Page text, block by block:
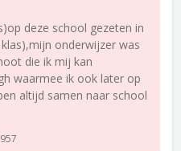
deze school gezeten in
onderwijzer was
die ik mij kan
waarmee ik ook later op
altijd samen naar school